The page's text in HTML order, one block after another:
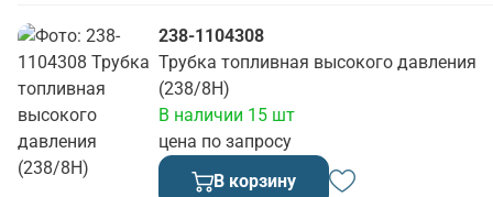
238-1104308
Трубка топливная высокого давления
(238/8Н)
цена по запросу
В наличии 15 шт
В корзину